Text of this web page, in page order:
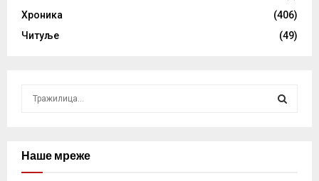
Хроника
(406)
Читуље
(49)
cНаше мреже